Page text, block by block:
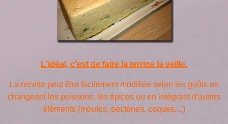
L'idéal, c'est de faire la terrine la veille.
La recette peut être facilement modifiée selon les goûts en
changeant les poissons, les épices ou en intégrant d'autres
éléments (moules, pectenes, coques,...)